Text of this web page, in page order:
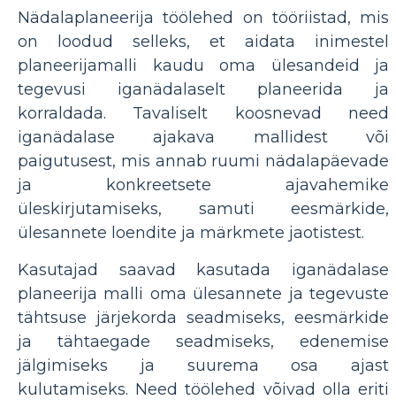
Nädalaplaneerija töölehed on tööriistad, mis
on loodud selleks, et aidata inimestel
planeerijamalli kaudu oma ülesandeid ja
tegevusi iganädalaselt planeerida ja
korraldada. Tavaliselt koosnevad need
iganädalase ajakava mallidest või
paigutusest, mis annab ruumi nädalapäevade
ja konkreetsete ajavahemike
üleskirjutamiseks, samuti eesmärkide,
ülesannete loendite ja märkmete jaotistest.
Kasutajad saavad kasutada iganädalase
planeerija malli oma ülesannete ja tegevuste
tähtsuse järjekorda seadmiseks, eesmärkide
ja tähtaegade seadmiseks, edenemise
jälgimiseks ja suurema osa ajast
kulutamiseks. Need töölehed võivad olla eriti